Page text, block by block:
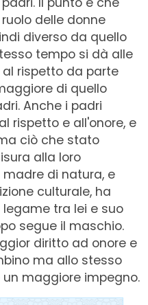
delle donne
diverso da quello
tempo si dà alle
rispetto da parte
di quello
Anche i padri
rispetto e all'onore, e
ciò che stato
alla loro
madre di natura, e
culturale, ha
tra lei e suo
segue il maschio.
diritto ad onore e
ma allo stesso
maggiore impegno.